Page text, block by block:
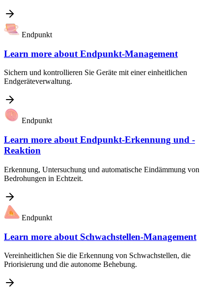
Endpunkt
Learn more about Endpunkt-Management
Sichern und kontrollieren Sie Geräte mit einer einheitlichen
Endgeräteverwaltung.
Endpunkt
Learn more about Endpunkt-Erkennung und -
Reaktion
Erkennung, Untersuchung und automatische Eindämmung von
Bedrohungen in Echtzeit.
Endpunkt
Learn more about Schwachstellen-Management
Vereinheitlichen Sie die Erkennung von Schwachstellen, die
Priorisierung und die autonome Behebung.